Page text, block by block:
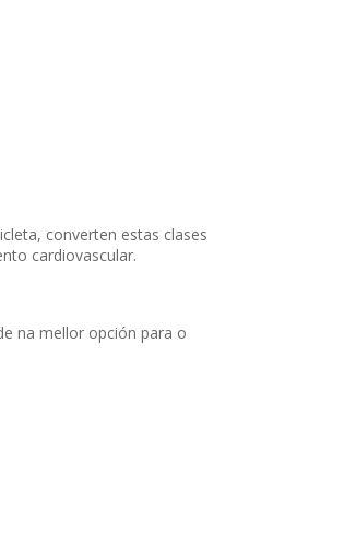
converten estas clases
cardiovascular.
na mellor opción para o